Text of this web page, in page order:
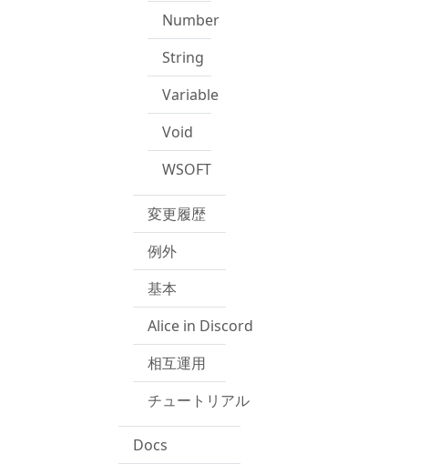
Number
String
Variable
Void
WSOFT
変更履歴
例外
基本
Alice in Discord
相互運用
チュートリアル
Docs